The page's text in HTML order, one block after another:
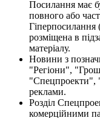
Посилання має
повного або
Гіперпосилання
розміщена в
матеріалу.
Новини з
"Регіони",
"Спецпроекти",
реклами.
Розділ
комерційними